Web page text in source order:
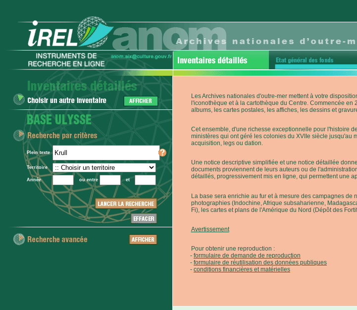
Plein texte
Territoire
Année ou entre et
Les Archives nationales d'outre-mer mettent à votre
l'iconothèque et à la cartothèque du Centre. Commencée
albums, les cartes postales, les affiches, les dessins et
Cet ensemble, d'une richesse exceptionnelle pour l'histoire
ministères qui ont géré les colonies du XVIIe siècle jusqu'au
acquisition, legs ou dation.
Une notice descriptive simplifiée et une notice détaillée
documents proviennent de leurs auteurs ou de
détaillés, progressivement mis en ligne, qui permettent une
La base sera enrichie au fur et à mesure des campagnes
photographies (Indochine, Afrique subsaharienne,
Fi), les cartes et plans de l'Amérique du Nord (Dépôt des
Avertissement
Pour obtenir une reproduction :
formulaire de demande de reproduction
formulaire de réutilisation des données publiques
conditions financières et matérielles